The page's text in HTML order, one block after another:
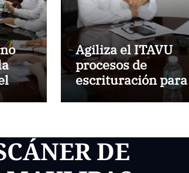
Agiliza el ITAVU
procesos de
escrituración para
brindar certeza
Tamaulipas
DE